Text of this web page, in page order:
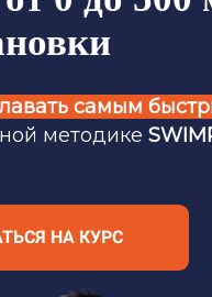
самым
методике
НА КУРС